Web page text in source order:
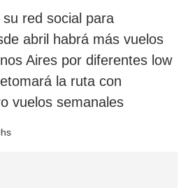
red social para
abril habrá más vuelos
Aires por diferentes low
la ruta con
vuelos semanales